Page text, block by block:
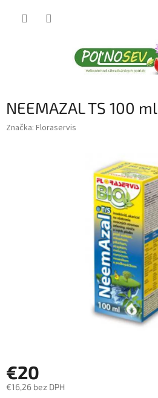
NEEMAZAL TS 100 ml
Značka: Floraservis
€20
€16,26 bez DPH